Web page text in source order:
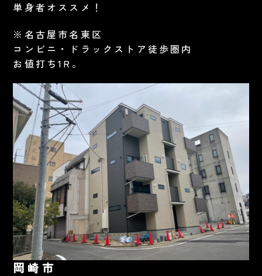
単身者オススメ！
※名古屋市名東区
コンビニ・ドラックストア徒歩圏内
お値打ち1R。
岡崎市